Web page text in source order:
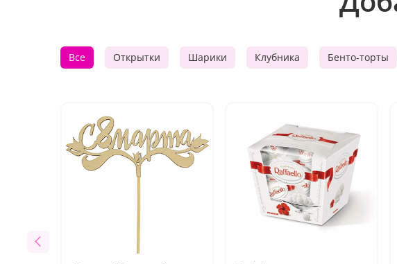
Все Открытки Шарики Клубника Бенто-торты